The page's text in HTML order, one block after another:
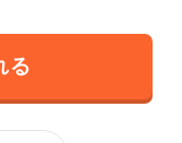
る